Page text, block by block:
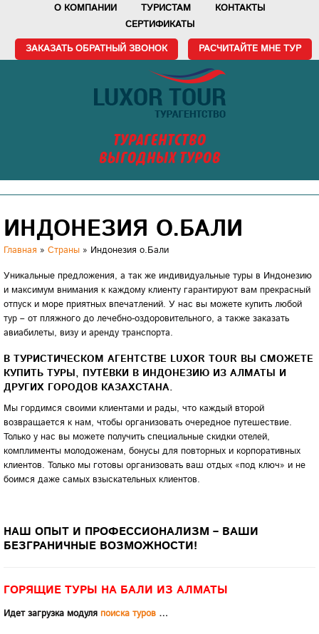
О КОМПАНИИ ТУРИСТАМ
КОНТАКТЫ
СЕРТИФИКАТЫ
ЗАКАЗАТЬ ОБРАТНЫЙ ЗВОНОК РАСЧИТАЙТЕ МНЕ ТУР
ТУРАГЕНТСТВО
ВЫГОДНЫХ ТУРОВ
ИНДОНЕЗИЯ О.БАЛИ
Главная » Страны » Индонезия о.Бали
Уникальные предложения, а так же индивидуальные туры в Индонезию
и максимум внимания к каждому клиенту гарантируют вам прекрасный
отпуск и море приятных впечатлений. У нас вы можете купить любой
тур – от пляжного до лечебно-оздоровительного, а также заказать
авиабилеты, визу и аренду транспорта.
В ТУРИСТИЧЕСКОМ АГЕНТСТВЕ LUXOR TOUR ВЫ СМОЖЕТЕ
КУПИТЬ ТУРЫ, ПУТЁВКИ В ИНДОНЕЗИЮ ИЗ АЛМАТЫ И
ДРУГИХ ГОРОДОВ КАЗАХСТАНА.
Мы гордимся своими клиентами и рады, что каждый второй
возвращается к нам, чтобы организовать очередное путешествие.
Только у нас вы можете получить специальные скидки отелей,
комплименты молодоженам, бонусы для повторных и корпоративных
клиентов. Только мы готовы организовать ваш отдых «под ключ» и не
боимся даже самых взыскательных клиентов.
НАШ ОПЫТ И ПРОФЕССИОНАЛИЗМ – ВАШИ
БЕЗГРАНИЧНЫЕ ВОЗМОЖНОСТИ!
ГОРЯЩИЕ ТУРЫ НА БАЛИ ИЗ АЛМАТЫ
Идет загрузка модуля поиска туров …